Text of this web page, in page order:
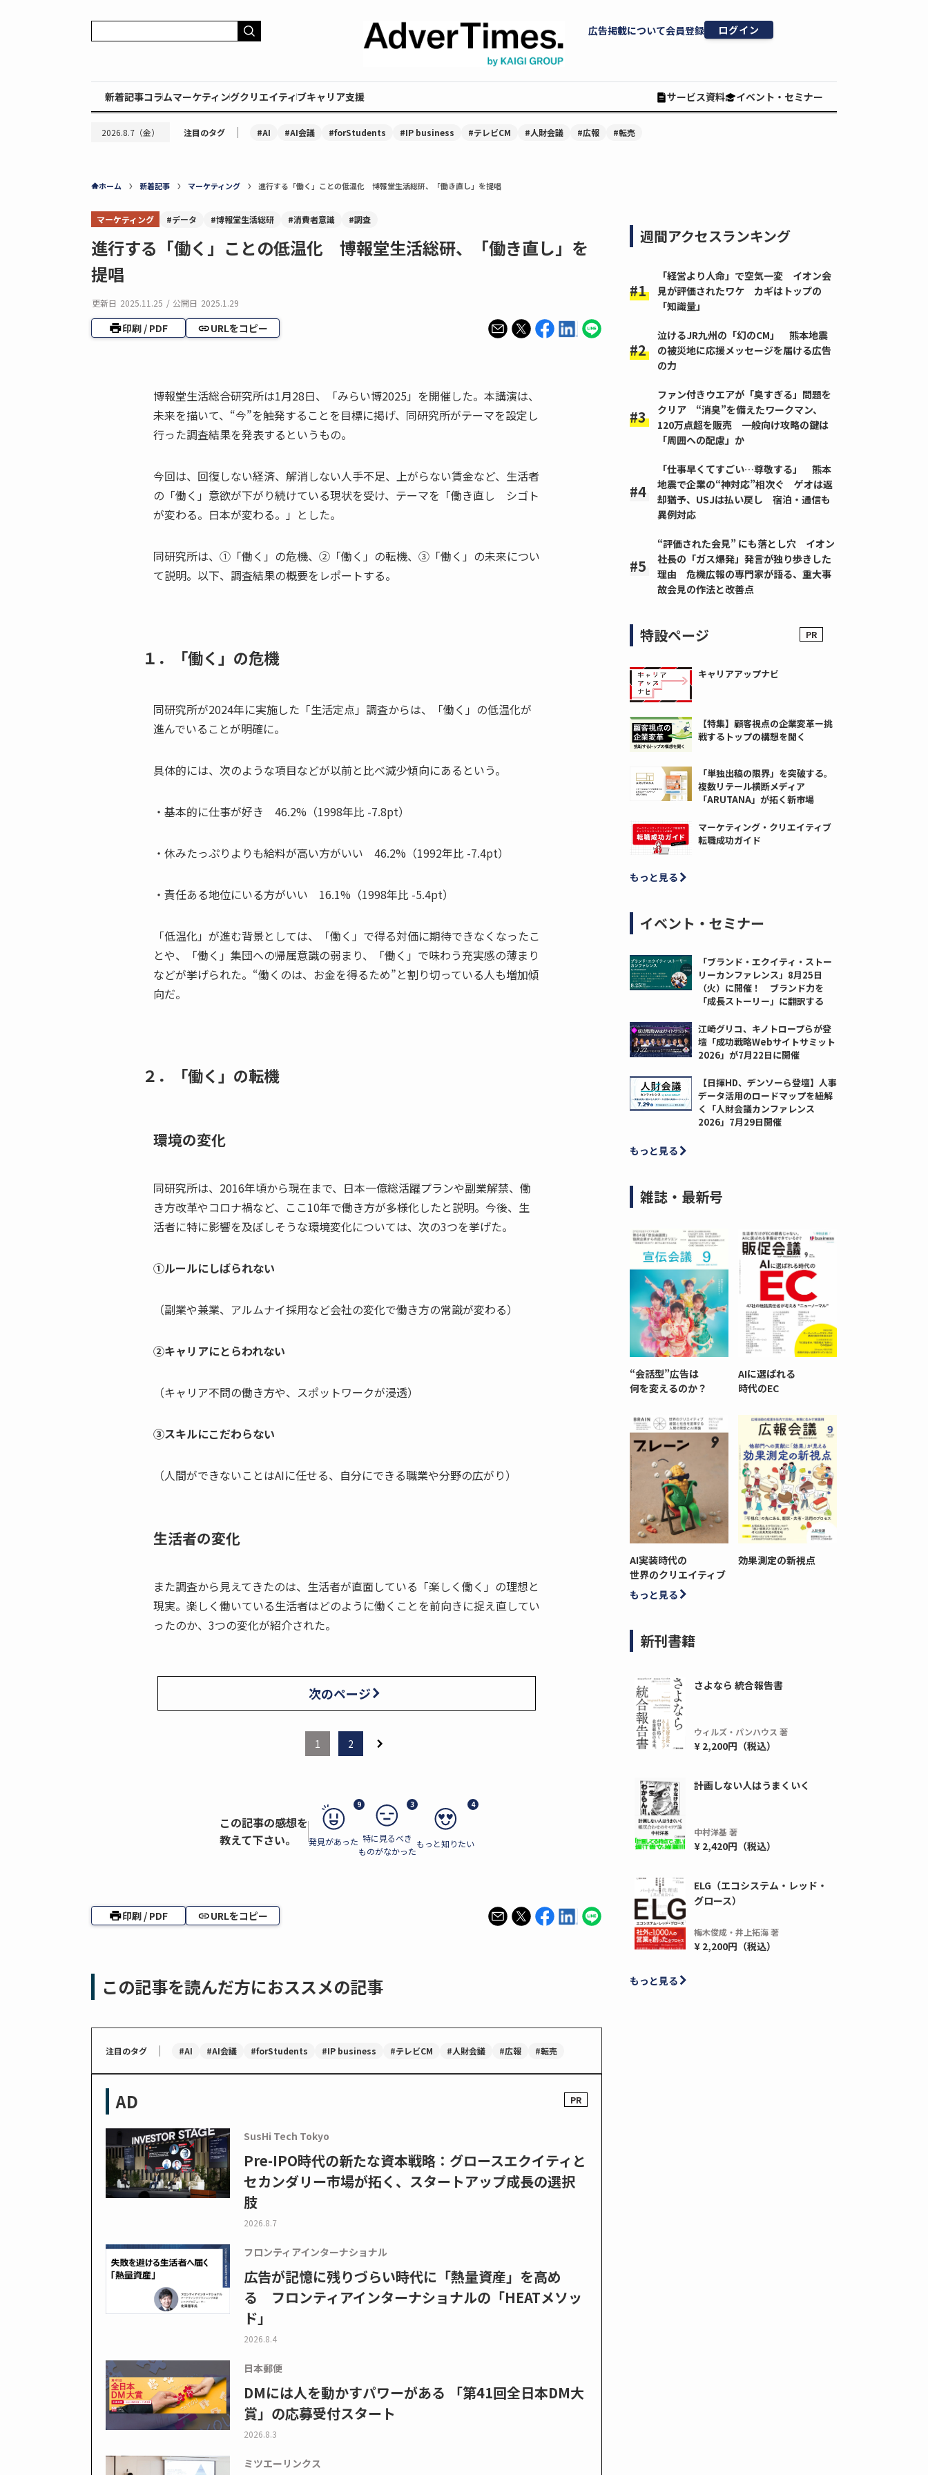
広告掲載について会員登録 ログイン
新着記事コラムマーケティングクリエイティブキャリア支援 サービス資料 イベント・セミナー
2026.8.7（金） 注目のタグ ｜ #AI #AI会議 #forStudents #IP business #テレビCM #人財会議 #広報 #転売
ホーム 新着記事 マーケティング 進行する「働く」ことの低温化 博報堂生活総研、「働き直し」を提唱
マーケティング #データ #博報堂生活総研 #消費者意識 #調査
進行する「働く」ことの低温化 博報堂生活総研、「働き直し」を
提唱
更新日 2025.11.25 / 公開日 2025.1.29
印刷 / PDF URLをコピー
博報堂生活総合研究所は1月28日、「みらい博2025」を開催した。本講演は、
未来を描いて、“今”を触発することを目標に掲げ、同研究所がテーマを設定し
行った調査結果を発表するというもの。
今回は、回復しない経済、解消しない人手不足、上がらない賃金など、生活者
の「働く」意欲が下がり続けている現状を受け、テーマを「働き直し シゴト
が変わる。日本が変わる。」とした。
同研究所は、①「働く」の危機、②「働く」の転機、③「働く」の未来につい
て説明。以下、調査結果の概要をレポートする。
１．「働く」の危機
同研究所が2024年に実施した「生活定点」調査からは、「働く」の低温化が
進んでいることが明確に。
具体的には、次のような項目などが以前と比べ減少傾向にあるという。
・基本的に仕事が好き 46.2%（1998年比 -7.8pt）
・休みたっぷりよりも給料が高い方がいい 46.2%（1992年比 -7.4pt）
・責任ある地位にいる方がいい 16.1%（1998年比 -5.4pt）
「低温化」が進む背景としては、「働く」で得る対価に期待できなくなったこ
とや、「働く」集団への帰属意識の弱まり、「働く」で味わう充実感の薄まり
などが挙げられた。“働くのは、お金を得るため”と割り切っている人も増加傾
向だ。
２．「働く」の転機
環境の変化
同研究所は、2016年頃から現在まで、日本一億総活躍プランや副業解禁、働
き方改革やコロナ禍など、ここ10年で働き方が多様化したと説明。今後、生
活者に特に影響を及ぼしそうな環境変化については、次の3つを挙げた。
①ルールにしばられない
（副業や兼業、アルムナイ採用など会社の変化で働き方の常識が変わる）
②キャリアにとらわれない
（キャリア不問の働き方や、スポットワークが浸透）
③スキルにこだわらない
（人間ができないことはAIに任せる、自分にできる職業や分野の広がり）
生活者の変化
また調査から見えてきたのは、生活者が直面している「楽しく働く」の理想と
現実。楽しく働いている生活者はどのように働くことを前向きに捉え直してい
ったのか、3つの変化が紹介された。
次のページ
1 2
この記事の感想を
教えて下さい。
9
発見があった
3
特に見るべき
ものがなかった
4
もっと知りたい
印刷 / PDF URLをコピー
この記事を読んだ方におススメの記事
注目のタグ ｜ #AI #AI会議 #forStudents #IP business #テレビCM #人財会議 #広報 #転売
AD
SusHi Tech Tokyo
Pre-IPO時代の新たな資本戦略：グロースエクイティと
セカンダリー市場が拓く、スタートアップ成長の選択
肢
2026.8.7
フロンティアインターナショナル
広告が記憶に残りづらい時代に「熱量資産」を高め
る フロンティアインターナショナルの「HEATメソッ
ド」
2026.8.4
日本郵便
DMには人を動かすパワーがある 「第41回全日本DM大
賞」の応募受付スタート
2026.8.3
ミツエーリンクス
週間アクセスランキング
「経営より人命」で空気一変 イオン会
見が評価されたワケ カギはトップの
「知識量」
泣けるJR九州の「幻のCM」 熊本地震
の被災地に応援メッセージを届ける広告
の力
ファン付きウエアが「臭すぎる」問題を
クリア “消臭”を備えたワークマン、
120万点超を販売 一般向け攻略の鍵は
「周囲への配慮」か
「仕事早くてすごい…尊敬する」 熊本
地震で企業の“神対応”相次ぐ ゲオは返
却猶予、USJは払い戻し 宿泊・通信も
異例対応
“評価された会見” にも落とし穴 イオン
社長の「ガス爆発」発言が独り歩きした
理由 危機広報の専門家が語る、重大事
故会見の作法と改善点
特設ページ
キャリアアップナビ
【特集】顧客視点の企業変革ー挑
戦するトップの構想を聞く
「単独出稿の限界」を突破する。
複数リテール横断メディア
「ARUTANA」が拓く新市場
マーケティング・クリエイティブ
転職成功ガイド
もっと見る
イベント・セミナー
「ブランド・エクイティ・ストー
リーカンファレンス」8月25日
（火）に開催！ ブランド力を
「成長ストーリー」に翻訳する
江崎グリコ、キノトロープらが登
壇「成功戦略Webサイトサミット
2026」が7月22日に開催
【日揮HD、デンソーら登壇】人事
データ活用のロードマップを紐解
く「人財会議カンファレンス
2026」7月29日開催
もっと見る
雑誌・最新号
“会話型”広告は
何を変えるのか？
AIに選ばれる
時代のEC
AI実装時代の
世界のクリエイティブ
効果測定の新視点
もっと見る
新刊書籍
さよなら 統合報告書
ウィルズ・パンハウス 著
¥ 2,200円（税込）
計画しない人はうまくいく
中村洋基 著
¥ 2,420円（税込）
ELG（エコシステム・レッド・
グロース）
梅木俊成・井上拓海 著
¥ 2,200円（税込）
もっと見る